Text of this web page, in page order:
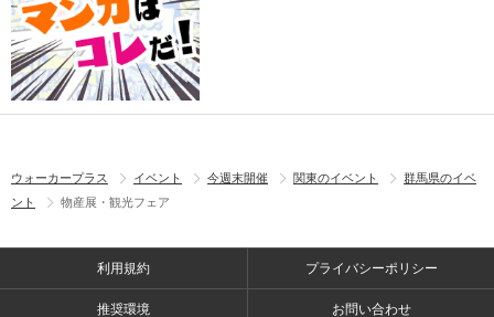
ウォーカープラス イベント 今週末開催 関東のイベント
群馬県のイベ
ント
物産展・観光フェア
利用規約 プライバシーポリシー
推奨環境 お問い合わせ